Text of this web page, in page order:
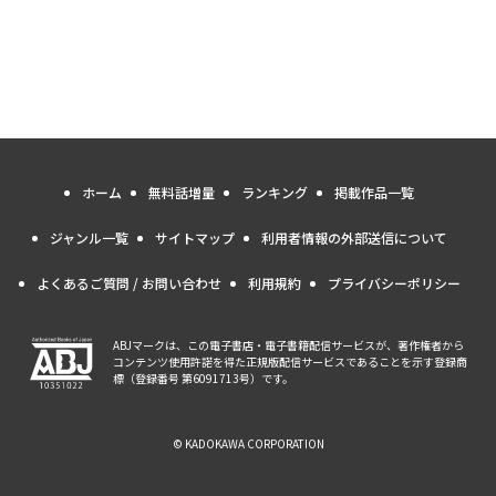
ホーム 無料話増量 ランキング 掲載作品一覧
ジャンル一覧 サイトマップ 利用者情報の外部送信について
よくあるご質問 / お問い合わせ 利用規約 プライバシーポリシー
ABJマークは、この電子書店・電子書籍配信サービスが、著作権者から
コンテンツ使用許諾を得た正規版配信サービスであることを示す登録商
標（登録番号 第6091713号）です。
© KADOKAWA CORPORATION